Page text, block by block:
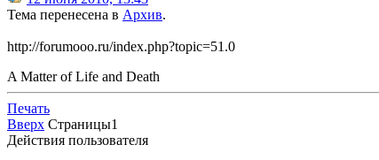
Тема перенесена в Архив.
http://forumooo.ru/index.php?topic=51.0
A Matter of Life and Death
Печать
Вверх Страницы1
Действия пользователя